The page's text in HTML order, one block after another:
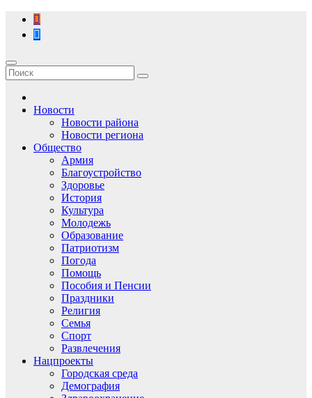
Перейти
содержимому
Новости
Новости района
Новости региона
Общество
Армия
Благоустройство
Здоровье
История
Культура
Молодежь
Образование
Патриотизм
Погода
Помощь
Пособия и Пенсии
Праздники
Религия
Семья
Спорт
Развлечения
Нацпроекты
Городская среда
Демография